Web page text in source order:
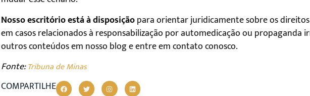
Nosso escritório está à disposiçãopara orientar juridicamente sobre os
em casos relacionados à responsabilização por automedicação ou propaganda
outros conteúdos em nosso blog e entre em contato conosco.
Fonte:Tribuna de Minas
COMPARTILHE